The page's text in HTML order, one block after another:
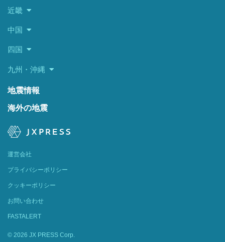
近畿
中国
四国
九州・沖縄
地震情報
海外の地震
運営会社
プライバシーポリシー
クッキーポリシー
お問い合わせ
FASTALERT
© 2026 JX PRESS Corp.